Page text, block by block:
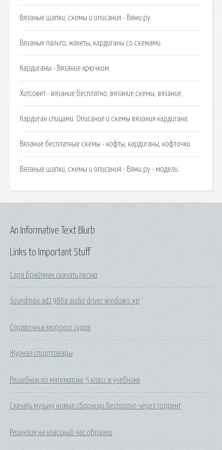
Вязаные шапки, схемы и описания - Вяжи.ру.
Вязаные пальто, жакеты, кардиганы со схемами.
Кардиганы - Вязание крючком.
Хитсовет - вязание бесплатно, вязание схемы, вязание.
Кардиган спицами. Описание и схемы вязания кардигана.
Вязание бесплатные схемы - кофты, кардиганы, кофточки.
Вязаные шапки, схемы и описания - Вяжи.ру - модели.
Links to Important Stuff
Сара брайтман скачать песню
Soundmax ad1986a audio driver windows xp
Справочник морских судов
Журнал спорттовары
Решебник по математике 5 класс в учебнике
Скачать музыку новые сборники бесплатно через торрент
Рецензия на классный час образец
An Informative Text Blurb